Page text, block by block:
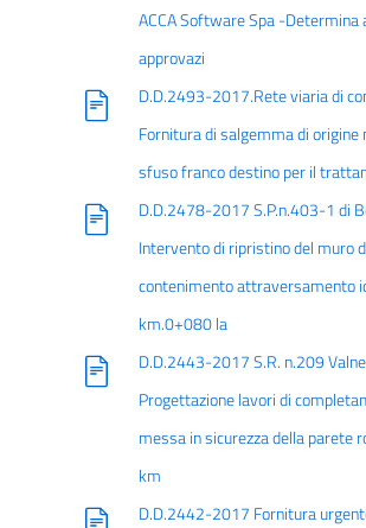
ACCA Software Spa -Determina
approvazi
D.D.2493-2017.Rete viaria di
Fornitura di salgemma di origine
sfuso franco destino per il
D.D.2478-2017 S.P.n.403-1 di
Intervento di ripristino del muro
contenimento attraversamento
km.0+080 la
D.D.2443-2017 S.R. n.209
Progettazione lavori di
messa in sicurezza della parete
km
D.D.2442-2017 Fornitura